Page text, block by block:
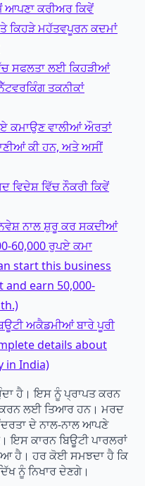
ਕਰੀਅਰ ਕਿਵੇਂ
ਕਿਹੜੇ ਮਹੱਤਵਪੂਰਨ ਕਦਮਾਂ
ਸਫਲਤਾ ਲਈ ਕਿਹੜੀਆਂ
ਤਕਨੀਕਾਂ
ਕਮਾਉਣ ਵਾਲੀਆਂ ਔਰਤਾਂ
ਕੀ ਹਨ, ਅਤੇ ਅਸੀਂ
ਵਿਦੇਸ਼ ਵਿੱਚ ਨੌਕਰੀ ਕਿਵੇਂ
ਨਾਲ ਸ਼ੁਰੂ ਕਰ ਸਕਦੀਆਂ
60,000 ਰੁਪਏ ਕਮਾ
start this business
earn 50,000-
ਅਕੈਡਮੀਆਂ ਬਾਰੇ ਪੂਰੀ
details about
in India)
ਹੈ। ਇਸ ਨੂੰ ਪ੍ਰਾਪਤ ਕਰਨ
ਲਈ ਤਿਆਰ ਹਨ। ਮਰਦ
ਦੇ ਨਾਲ-ਨਾਲ ਆਪਣੇ
ਇਸ ਕਾਰਨ ਬਿਊਟੀ ਪਾਰਲਰਾਂ
ਹੈ। ਹਰ ਕੋਈ ਸਮਝਦਾ ਹੈ ਕਿ
ਨੂੰ ਨਿਖਾਰ ਦੇਣਗੇ।